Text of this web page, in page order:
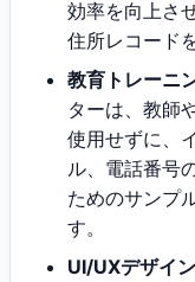
効率を向上さ
住所レコード
教育トレーニ
ターは、教師
使用せずに、
ル、電話番号
ためのサンプ
す。
UI/UXデザイ